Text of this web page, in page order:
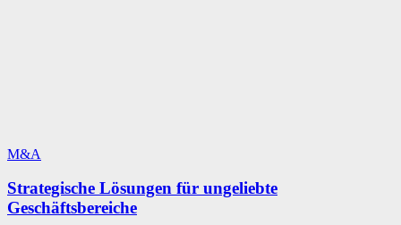
M&A
Strategische Lösungen für ungeliebte
Geschäftsbereiche